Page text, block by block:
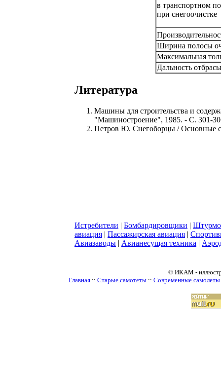
в транспортном
при снегоочистке
Ширина полосы
Максимальная
Дальность
Литература
Машины для строительства и
"Машиностроение", 1985. - С. 301-
Петров Ю. Снегоборцы / Основные
Истребители | Бомбардировщики |
авиация | Пассажирская авиация |
Авиазаводы | Авианесущая техника |
© ИКАМ -
Главная:: Старые самотеты:: Современные самолеты